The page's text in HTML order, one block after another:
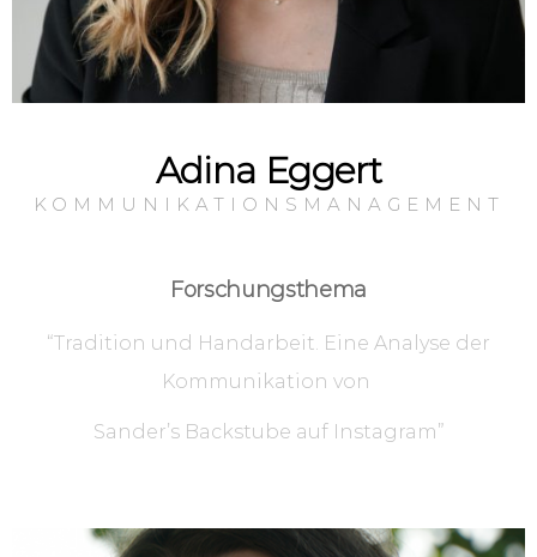
Adina Eggert
KOMMUNIKATIONSMANAGEMENT
Forschungsthema
“Tradition und Handarbeit. Eine Analyse der
Kommunikation von
Sander’s Backstube auf Instagram”